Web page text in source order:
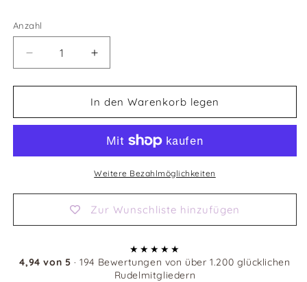
Anzahl
Verringere
die
Menge
COFFEE
Becher
Erhöhe
die
Menge
für
COFFEE
Becher
In den Warenkorb legen
Weitere Bezahlmöglichkeiten
Zur Wunschliste hinzufügen
★★★★★
4,94 von 5 · 194 Bewertungen von über 1.200 glücklichen
Rudelmitgliedern